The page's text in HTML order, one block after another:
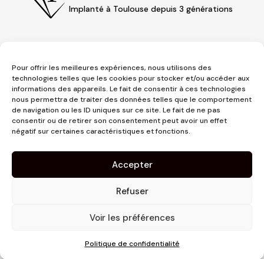
Pour offrir les meilleures expériences, nous utilisons des
technologies telles que les cookies pour stocker et/ou accéder aux
informations des appareils. Le fait de consentir à ces technologies
nous permettra de traiter des données telles que le comportement
de navigation ou les ID uniques sur ce site. Le fait de ne pas
consentir ou de retirer son consentement peut avoir un effet
négatif sur certaines caractéristiques et fonctions.
Accepter
Refuser
Voir les préférences
Politique de confidentialité
Implanté à Toulouse depuis 3 générations
3 place Jeanne d'Arc
31000 Toulouse
contact@pujolmaison.com
05 62 73 70 73